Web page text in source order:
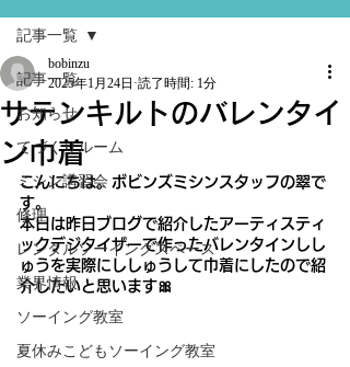
記事一覧
お知らせ
てづくりルーム
ミシン講習会
修理
レンタルソーイングスペース
業界情報
ソーイング教室
夏休みこどもソーイング教室
記事一覧
サテンキルトのバレンタイ
ン巾着
bobinzu
2025年1月24日 読了時間: 1分
こんにちは。ボビンズミシンスタッフの翠で
す。
本日は昨日ブログで紹介したアーティスティ
ックデジタイザーで作ったバレンタインしし
ゅうを実際にししゅうして巾着にしたので紹
介したいと思います🎀